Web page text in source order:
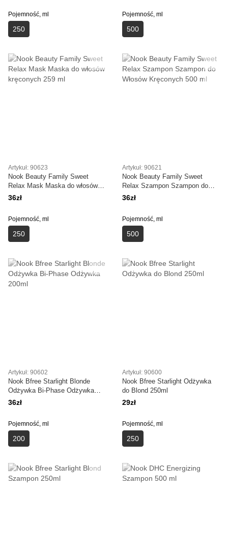
Pojemność, ml
250
Pojemność, ml
500
Artykuł: 90623
Nook Beauty Family Sweet
Relax Mask Maska do włosów
kręconych 259 ml
36zł
Pojemność, ml
250
Artykuł: 90621
Nook Beauty Family Sweet
Relax Szampon Szampon do
Włosów Kręconych 500 ml
36zł
Pojemność, ml
500
Artykuł: 90602
Nook Bfree Starlight Blonde
Odżywka Bi-Phase Odżywka
200ml
36zł
Pojemność, ml
200
Artykuł: 90600
Nook Bfree Starlight Odżywka
do Blond 250ml
29zł
Pojemność, ml
250